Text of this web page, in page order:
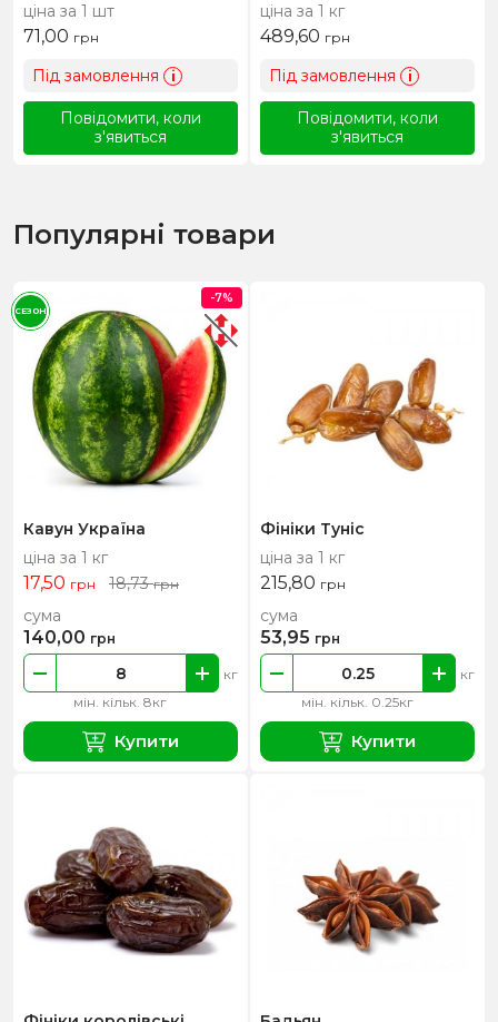
ціна за 1 шт
71,00 грн
Під замовлення i
Повідомити, коли
з'явиться
ціна за 1 кг
489,60 грн
Під замовлення i
Повідомити, коли
з'явиться
Популярні товари
Кавун Україна
ціна за 1 кг
17,50 грн 18,73грн
мін. кільк. 8кг
кг
сума
140,00 грн
Купити
-7%
СЕЗОН
Фініки Туніс
ціна за 1 кг
215,80 грн
мін. кільк. 0.25кг
кг
сума
53,95 грн
Купити